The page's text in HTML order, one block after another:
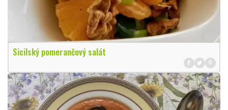
Sicilský pomerančový salát